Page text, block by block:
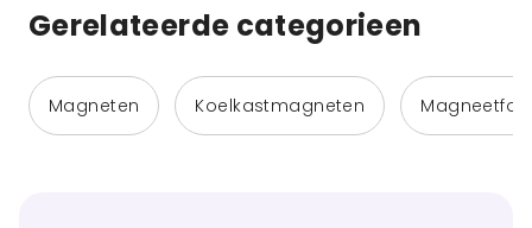
Gerelateerde categorieen
Magneten Koelkastmagneten